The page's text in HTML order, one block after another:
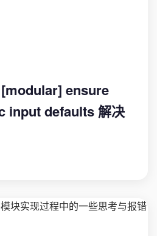
[modular] ensure
input defaults 解决